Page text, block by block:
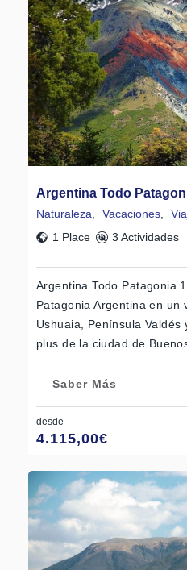
Argentina Todo
Naturaleza Vacaciones
1 Place
3 Actividades
Argentina Todo Patagonia
Patagonia Argentina en un
Ushuaia, Península
plus de la ciudad de
Saber Más
desde
4.115,00€